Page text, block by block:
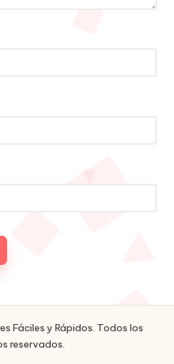
Fáciles y Rápidos. Todos los
reservados.